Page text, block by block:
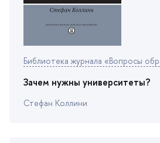
Библиотека журнала «Вопросы
Зачем нужны университеты?
Стефан Коллини